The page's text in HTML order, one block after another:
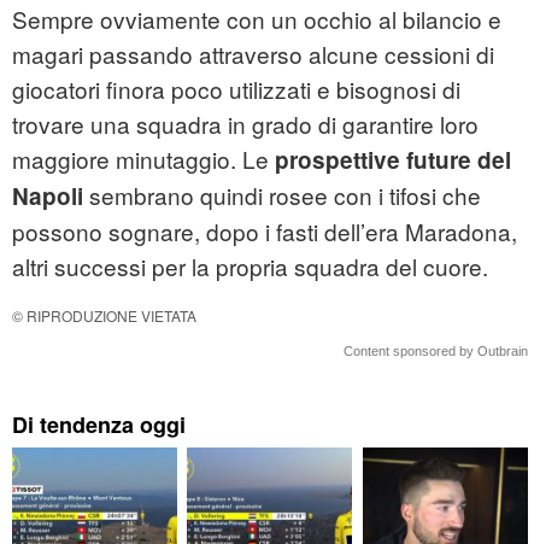
Sempre ovviamente con un occhio al bilancio e
magari passando attraverso alcune cessioni di
giocatori finora poco utilizzati e bisognosi di
trovare una squadra in grado di garantire loro
maggiore minutaggio. Le prospettive future del
Napoli sembrano quindi rosee con i tifosi che
possono sognare, dopo i fasti dell’era Maradona,
altri successi per la propria squadra del cuore.
© RIPRODUZIONE VIETATA
Content sponsored by Outbrain
Di tendenza oggi